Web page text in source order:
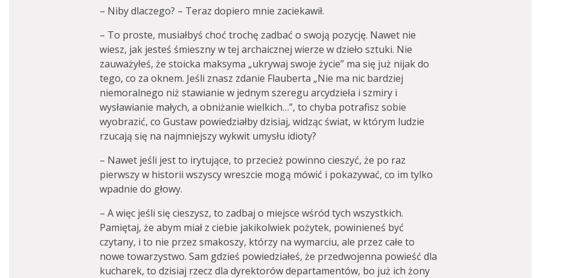
– Niby dlaczego? – Teraz dopiero mnie zaciekawił.
– To proste, musiałbyś choć trochę zadbać o swoją pozycję. Nawet nie
wiesz, jak jesteś śmieszny w tej archaicznej wierze w dzieło sztuki. Nie
zauważyłeś, że stoicka maksyma „ukrywaj swoje życie” ma się już nijak do
tego, co za oknem. Jeśli znasz zdanie Flauberta „Nie ma nic bardziej
niemoralnego niż stawianie w jednym szeregu arcydzieła i szmiry i
wysławianie małych, a obniżanie wielkich…”, to chyba potrafisz sobie
wyobrazić, co Gustaw powiedziałby dzisiaj, widząc świat, w którym ludzie
rzucają się na najmniejszy wykwit umysłu idioty?
– Nawet jeśli jest to irytujące, to przecież powinno cieszyć, że po raz
pierwszy w historii wszyscy wreszcie mogą mówić i pokazywać, co im tylko
wpadnie do głowy.
– A więc jeśli się cieszysz, to zadbaj o miejsce wśród tych wszystkich.
Pamiętaj, że abym miał z ciebie jakikolwiek pożytek, powinieneś być
czytany, i to nie przez smakoszy, którzy na wymarciu, ale przez całe to
nowe towarzystwo. Sam gdzieś powiedziałeś, że przedwojenna powieść dla
kucharek, to dzisiaj rzecz dla dyrektorów departamentów, bo już ich żony